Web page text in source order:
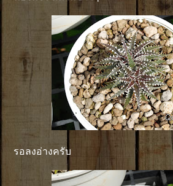
รอลงอ่างครับ